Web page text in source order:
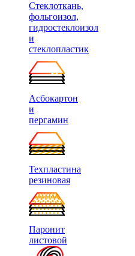
Стеклоткань,
фольгоизол,
гидростеклоизол
и
стеклопластик
Асбокартон
и
пергамин
Техпластина
резиновая
Паронит
листовой